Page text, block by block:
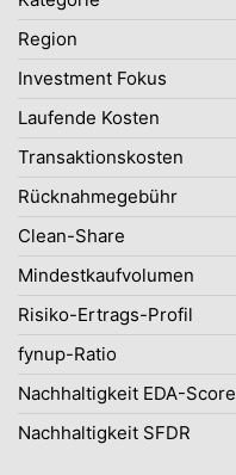
Region
Investment Fokus
Laufende Kosten
Transaktionskosten
Rücknahmegebühr
Clean-Share
Mindestkaufvolumen
Risiko-Ertrags-Profil
fynup-Ratio
Nachhaltigkeit EDA-Score
Nachhaltigkeit SFDR